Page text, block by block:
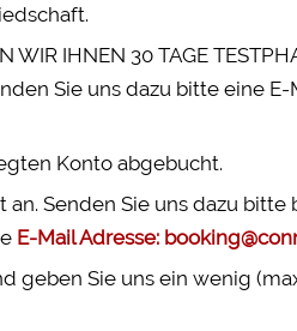
IHNEN 30 TAGE
Sie uns dazu bitte eine
Konto abgebucht.
Senden Sie uns dazu bitte
E-Mail Adresse:
Sie uns ein wenig